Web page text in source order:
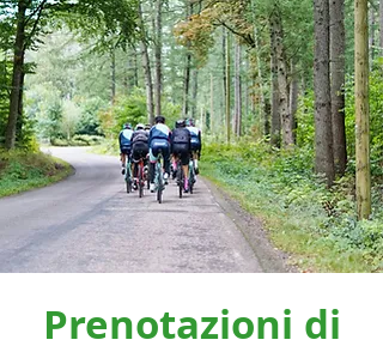
PRENOTARE
Prenotazioni di